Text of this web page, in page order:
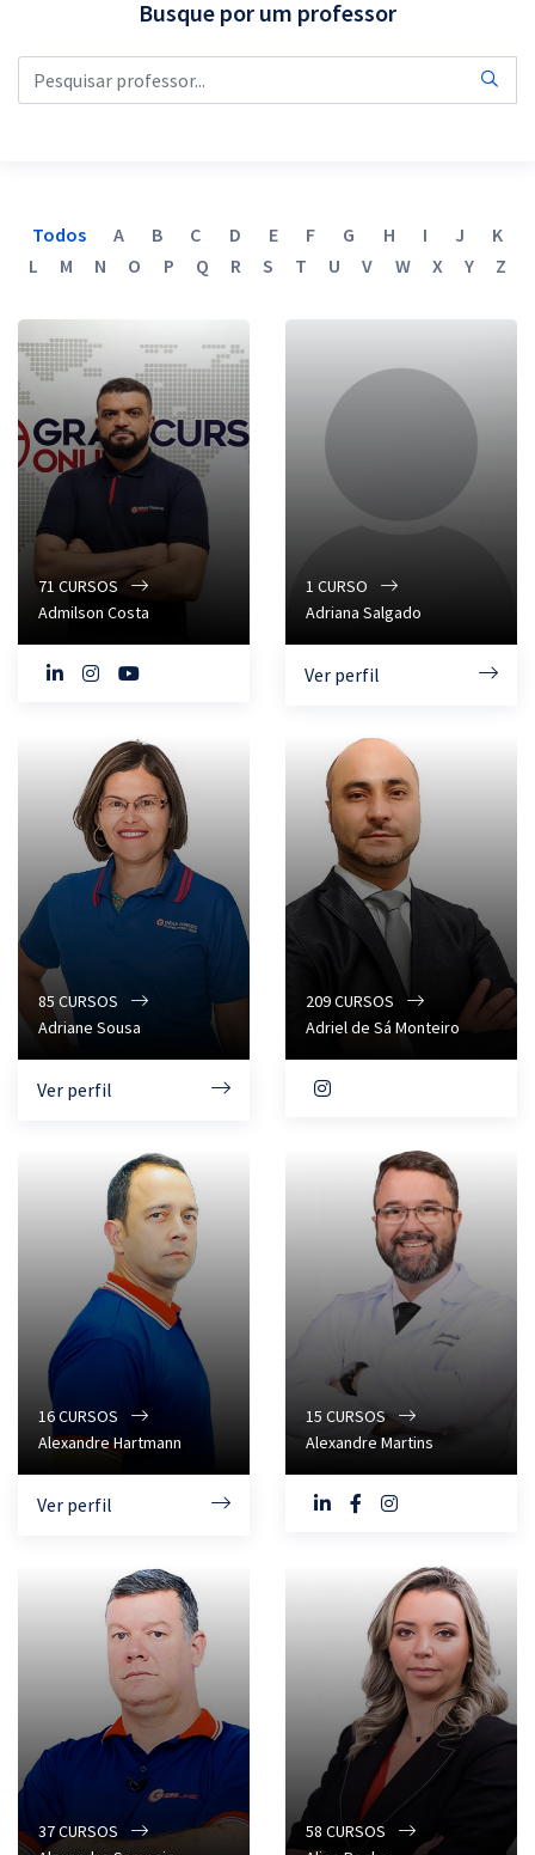
Questões grátis
Blog
Aprovados
Atendimento
Busque por um professor
Todos A B C D E F G H I J
K
L
M N O P Q R S T U V W X Y Z
71 CURSOS
Admilson Costa
1 CURSO
Adriana Salgado
Ver perfil
85 CURSOS
Adriane Sousa
Ver perfil
209CURSOS
Adriel de Sá Monteiro
16CURSOS
Alexandre Hartmann
Ver perfil
15 CURSOS
Alexandre Martins
37CURSOS
58 CURSOS